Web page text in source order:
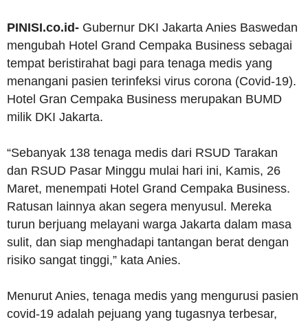
PINISI.co.id- Gubernur DKI Jakarta Anies Baswedan
mengubah Hotel Grand Cempaka Business sebagai
tempat beristirahat bagi para tenaga medis yang
menangani pasien terinfeksi virus corona (Covid-19).
Hotel Gran Cempaka Business merupakan BUMD
milik DKI Jakarta.
“Sebanyak 138 tenaga medis dari RSUD Tarakan
dan RSUD Pasar Minggu mulai hari ini, Kamis, 26
Maret, menempati Hotel Grand Cempaka Business.
Ratusan lainnya akan segera menyusul. Mereka
turun berjuang melayani warga Jakarta dalam masa
sulit, dan siap menghadapi tantangan berat dengan
risiko sangat tinggi,” kata Anies.
Menurut Anies, tenaga medis yang mengurusi pasien
covid-19 adalah pejuang yang tugasnya terbesar,